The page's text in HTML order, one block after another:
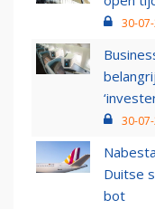
30-
30-
Duitse
bot